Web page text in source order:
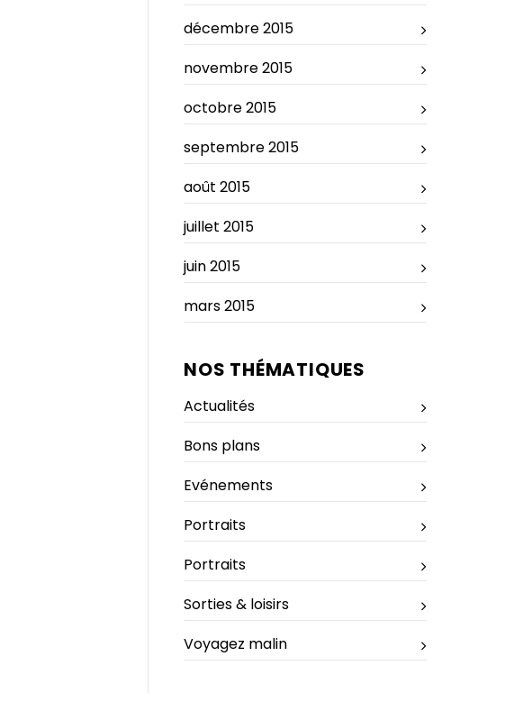
décembre 2015
novembre 2015
octobre 2015
septembre 2015
août 2015
juillet 2015
juin 2015
mars 2015
NOS THÉMATIQUES
Actualités
Bons plans
Evénements
Portraits
Portraits
Sorties & loisirs
Voyagez malin